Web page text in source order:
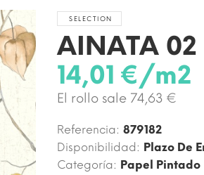
SELECTION
AINATA 02
14,01 €/m2
El rollo sale 74,63 €
Referencia: 879182
Disponibilidad: Plazo De
Categoría: Papel Pintado